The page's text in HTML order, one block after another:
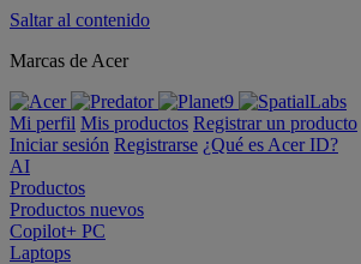
Saltar al contenido
Marcas de Acer
Mi perfil Mis productos Registrar un producto
Iniciar sesión Registrarse ¿Qué es Acer ID?
AI
Productos
Productos nuevos
Copilot+ PC
Laptops